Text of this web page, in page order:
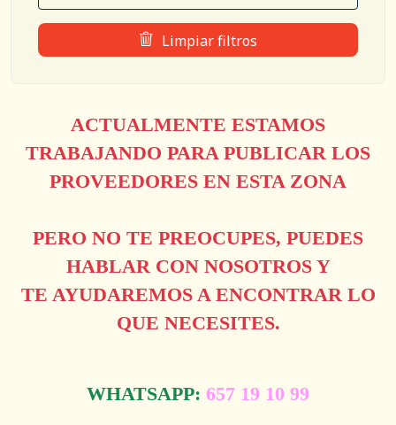
Limpiar filtros
ACTUALMENTE ESTAMOS
TRABAJANDO PARA PUBLICAR LOS
PROVEEDORES EN ESTA ZONA
PERO NO TE PREOCUPES, PUEDES
HABLAR CON NOSOTROS Y
TE AYUDAREMOS A ENCONTRAR LO
QUE NECESITES.
WHATSAPP: 657 19 10 99